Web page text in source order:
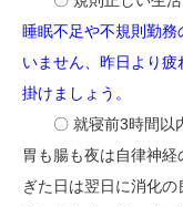
睡眠不足や不規則勤
いません、昨日より
掛けましょう。
〇 就寝前3時間以内
胃も腸も夜は自律神
ぎた日は翌日に消化